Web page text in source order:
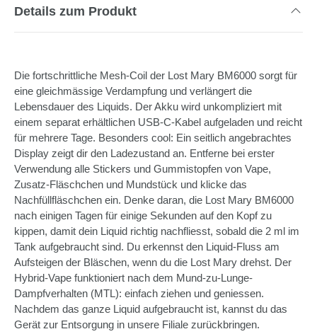
Details zum Produkt
Die fortschrittliche Mesh-Coil der Lost Mary BM6000 sorgt für
eine gleichmässige Verdampfung und verlängert die
Lebensdauer des Liquids. Der Akku wird unkompliziert mit
einem separat erhältlichen USB-C-Kabel aufgeladen und reicht
für mehrere Tage. Besonders cool: Ein seitlich angebrachtes
Display zeigt dir den Ladezustand an. Entferne bei erster
Verwendung alle Stickers und Gummistopfen von Vape,
Zusatz-Fläschchen und Mundstück und klicke das
Nachfüllfläschchen ein. Denke daran, die Lost Mary BM6000
nach einigen Tagen für einige Sekunden auf den Kopf zu
kippen, damit dein Liquid richtig nachfliesst, sobald die 2 ml im
Tank aufgebraucht sind. Du erkennst den Liquid-Fluss am
Aufsteigen der Bläschen, wenn du die Lost Mary drehst. Der
Hybrid-Vape funktioniert nach dem Mund-zu-Lunge-
Dampfverhalten (MTL): einfach ziehen und geniessen.
Nachdem das ganze Liquid aufgebraucht ist, kannst du das
Gerät zur Entsorgung in unsere Filiale zurückbringen.